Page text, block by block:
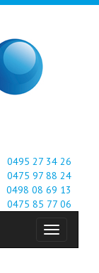
0495 27 34 26
0475 97 88 24
0498 08 69 13
0475 85 77 06
Toggle